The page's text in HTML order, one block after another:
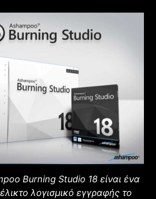
Burning Studio 18 είναι ένα
λογισμικό εγγραφής το